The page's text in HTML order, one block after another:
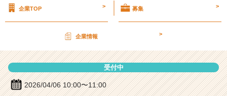
明
会
細
|
ベ
ン
企業TOP > 募集 >
企業情報 >
受付中
2026/04/06 10:00〜11:00